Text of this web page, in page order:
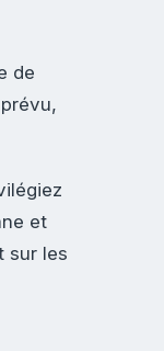
de
et
sur les